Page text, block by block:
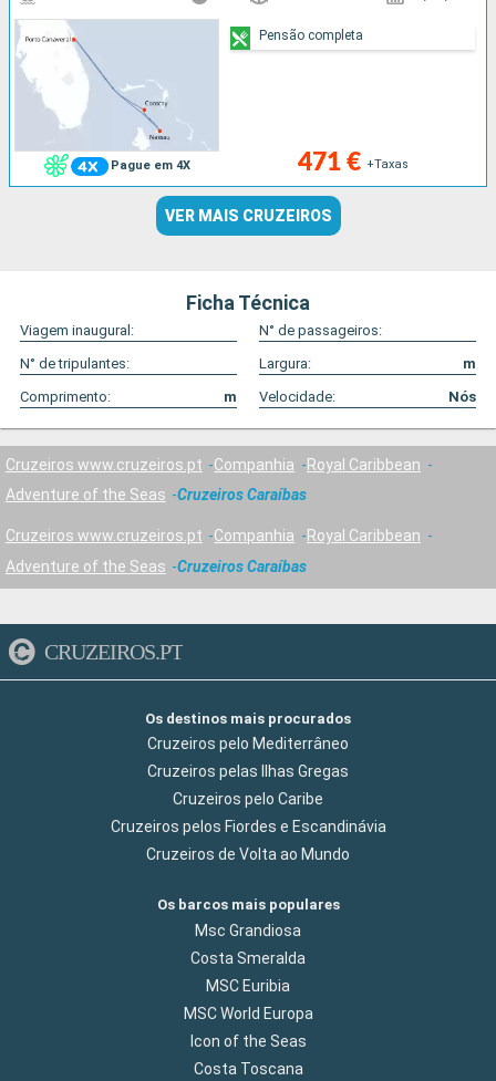
Pague em 4X 471 € +Taxas
Pensão completa
VER MAIS CRUZEIROS
Ficha Técnica
Viagem inaugural:
N° de passageiros:
N° de tripulantes:
Largura:
m
Comprimento:
m Velocidade: Nós
Cruzeiros www.cruzeiros.pt Companhia
Royal Caribbean
Adventure of the Seas
Cruzeiros Caraíbas
Cruzeiros www.cruzeiros.pt Companhia
Royal Caribbean
Adventure of the Seas
Cruzeiros Caraíbas
CRUZEIROS.PT
Os destinos mais procurados
Cruzeiros pelo Mediterrâneo
Cruzeiros pelas Ilhas Gregas
Cruzeiros pelo Caribe
Cruzeiros pelos Fiordes e Escandinávia
Cruzeiros de Volta ao Mundo
Os barcos mais populares
Msc Grandiosa
Costa Smeralda
MSC Euribia
MSC World Europa
Icon of the Seas
Costa Toscana